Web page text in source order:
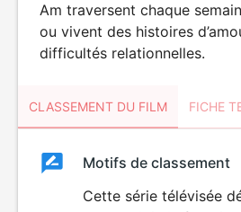
Am traversent chaque
ou vivent des histoires
difficultés relationnelles.
CLASSEMENT DU FILM FICHE
ClassementClassement
Motifs de classement
Cette série télévisée